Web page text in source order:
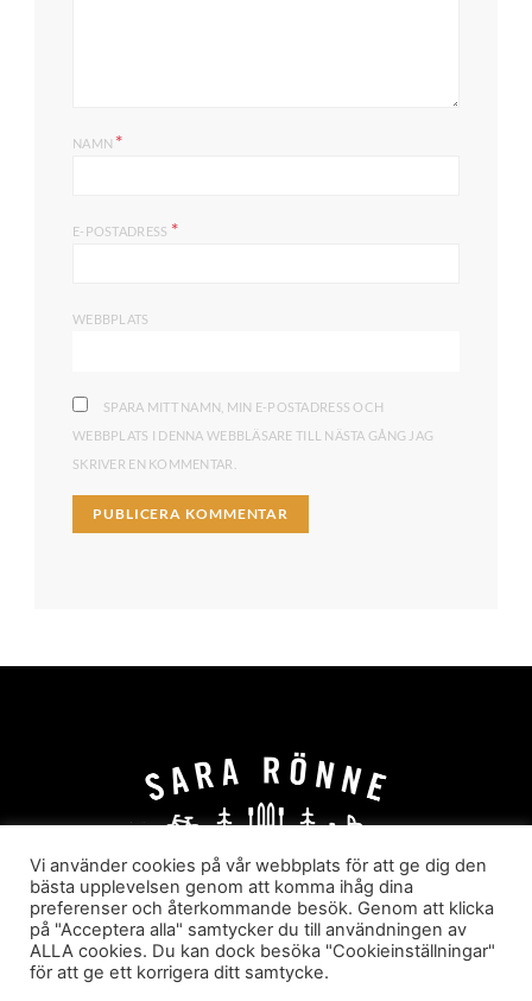
NAMN *
E-POSTADRESS *
WEBBPLATS
SPARA MITT NAMN, MIN E-POSTADRESS OCH
WEBBPLATS I DENNA WEBBLÄSARE TILL NÄSTA GÅNG JAG
SKRIVER EN KOMMENTAR.
HEM OM MIG
JOBBA MED MIG
HYR I JÄRVSÖ!
KATEGORIER
Sara Rönne. En blogg om frihet, upplevelser och
Vi använder cookies på vår webbplats för att ge dig den
bästa upplevelsen genom att komma ihåg dina
preferenser och återkommande besök. Genom att klicka
på "Acceptera alla" samtycker du till användningen av
ALLA cookies. Du kan dock besöka "Cookieinställningar"
för att ge ett korrigera ditt samtycke.